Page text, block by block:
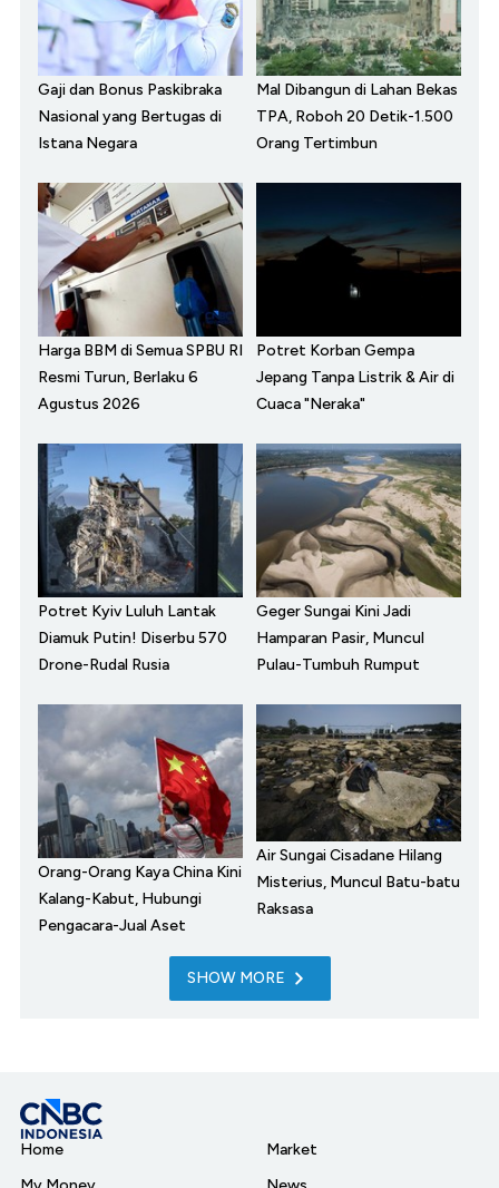
Gaji dan Bonus Paskibraka
Nasional yang Bertugas di
Istana Negara
Mal Dibangun di Lahan Bekas
TPA, Roboh 20 Detik-1.500
Orang Tertimbun
Harga BBM di Semua SPBU RI
Resmi Turun, Berlaku 6
Agustus 2026
Potret Korban Gempa
Jepang Tanpa Listrik & Air di
Cuaca "Neraka"
Potret Kyiv Luluh Lantak
Diamuk Putin! Diserbu 570
Drone-Rudal Rusia
Geger Sungai Kini Jadi
Hamparan Pasir, Muncul
Pulau-Tumbuh Rumput
Orang-Orang Kaya China Kini
Kalang-Kabut, Hubungi
Pengacara-Jual Aset
Air Sungai Cisadane Hilang
Misterius, Muncul Batu-batu
Raksasa
SHOW MORE
Home
Market